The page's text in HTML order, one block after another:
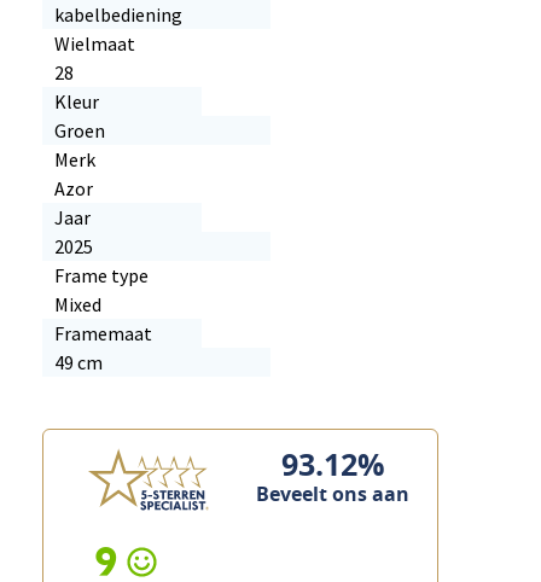
kabelbediening
Wielmaat
28
Kleur
Groen
Merk
Azor
Jaar
2025
Frame type
Mixed
Framemaat
49 cm
93.12%
Beveelt ons aan
9